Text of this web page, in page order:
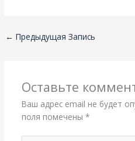
← Предыдущая Запись
Оставьте
Ваш адрес email не будет
поля помечены *